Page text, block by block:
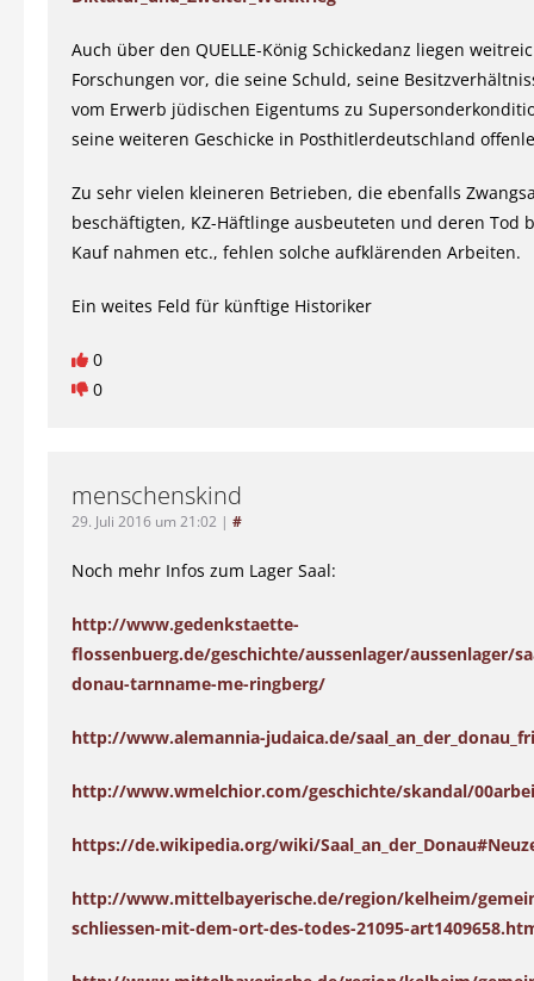
Auch über den QUELLE-König Schickedanz liegen
Forschungen vor, die seine Schuld, seine
vom Erwerb jüdischen Eigentums zu
seine weiteren Geschicke in Posthitlerdeutschland
Zu sehr vielen kleineren Betrieben, die ebenfalls
beschäftigten, KZ-Häftlinge ausbeuteten und deren Tod
Kauf nahmen etc., fehlen solche aufklärenden Arbeiten.
Ein weites Feld für künftige Historiker
0
0
menschenskind
29. Juli 2016 um 21:02 | #
Noch mehr Infos zum Lager Saal:
http://www.gedenkstaette-
flossenbuerg.de/geschichte/aussenlager/aussenlager/
donau-tarnname-me-ringberg/
http://www.alemannia-judaica.de/
http://www.wmelchior.com/geschichte/skandal/
https://de.wikipedia.org/wiki/
http://www.mittelbayerische.de/region/kelheim/
schliessen-mit-dem-ort-des-todes-21095-